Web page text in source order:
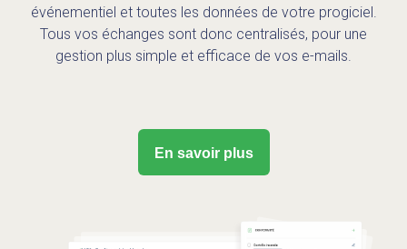
événementiel et toutes les données de votre progiciel.
Tous vos échanges sont donc centralisés, pour une
gestion plus simple et efficace de vos e-mails.
En savoir plus